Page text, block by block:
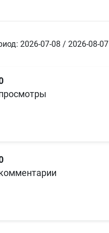
2026-07-08 / 2026-08-07